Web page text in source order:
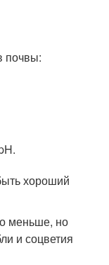
почвы:
хороший
меньше, но
и соцветия